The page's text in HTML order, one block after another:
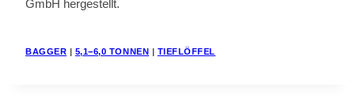
GmbH her­ge­stellt.
BAG­GER | 5,1−6,0 TON­NEN | TIEF­LÖF­FEL